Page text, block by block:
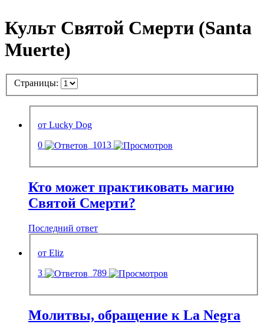
Культ Святой Смерти (Santa
Muerte)
Страницы:
от Lucky Dog
0
1013
Кто может практиковать магию
Святой Смерти?
Последний ответ
от Eliz
3
789
Молитвы, обращение к La Negra